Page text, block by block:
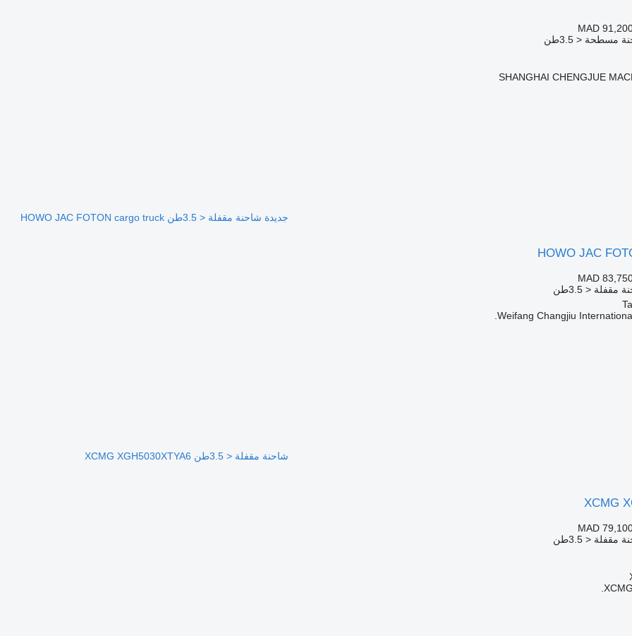
MAD
مسطحة < 3.5طن
SHANGHAI CHENGJUE
جديدة شاحنة مقفلة < 3.5طن HOWO JAC FOTON cargo truck
HOWO JAC
MAD
< 3.5طن
Weifang Changjiu
شاحنة مقفلة < 3.5طن XCMG XGH5030XTYA6
XCMG
MAD
< 3.5طن